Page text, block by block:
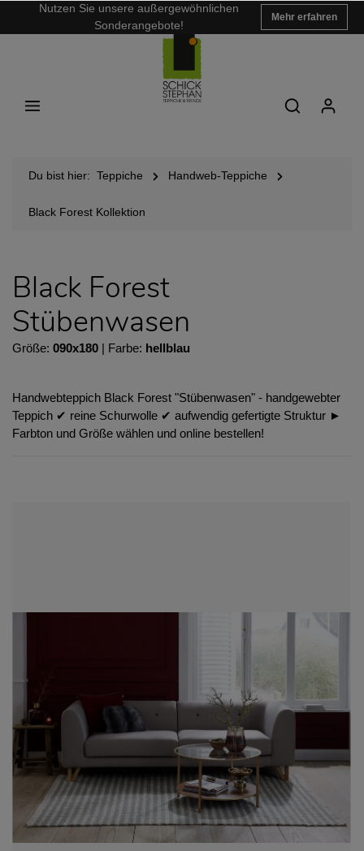
Nutzen Sie unsere außergewöhnlichen
Sonderangebote!
Mehr erfahren
Du bist hier: Teppiche Handweb-Teppiche
Black Forest Kollektion
Black Forest
Stübenwasen
Größe: 090x180 | Farbe: hellblau
Handwebteppich Black Forest "Stübenwasen" - handgewebter
Teppich ✔︎ reine Schurwolle ✔︎ aufwendig gefertigte Struktur ►
Farbton und Größe wählen und online bestellen!